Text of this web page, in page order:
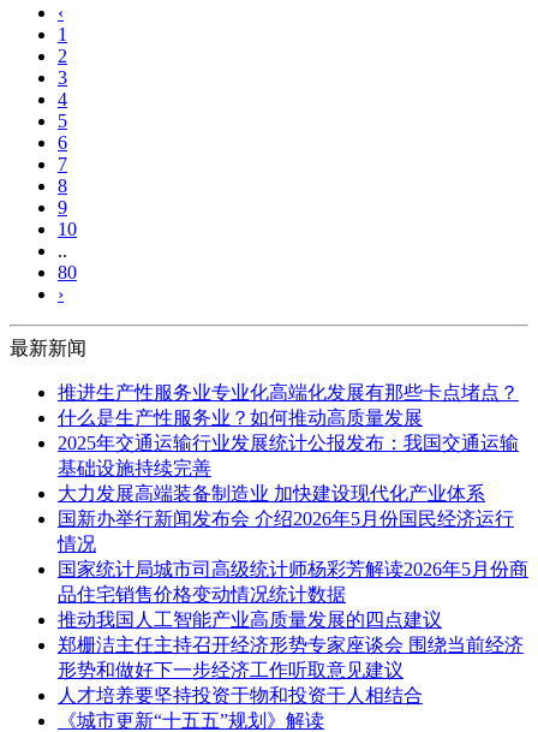
‹
1
2
3
4
5
6
7
8
9
10
..
80
›
最新新闻
推进生产性服务业专业化高端化发展有那些卡点堵点？
什么是生产性服务业？如何推动高质量发展
2025年交通运输行业发展统计公报发布：我国交通运输
基础设施持续完善
大力发展高端装备制造业 加快建设现代化产业体系
国新办举行新闻发布会 介绍2026年5月份国民经济运行
情况
国家统计局城市司高级统计师杨彩芳解读2026年5月份商
品住宅销售价格变动情况统计数据
推动我国人工智能产业高质量发展的四点建议
郑栅洁主任主持召开经济形势专家座谈会 围绕当前经济
形势和做好下一步经济工作听取意见建议
人才培养要坚持投资于物和投资于人相结合
《城市更新“十五五”规划》解读